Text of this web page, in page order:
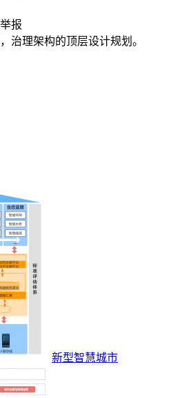
举报
治理架构的顶层设计规划。
新型智慧城市